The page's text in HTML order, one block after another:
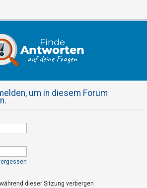
um in diesem Forum
dieser Sitzung verbergen